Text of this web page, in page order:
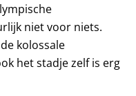
niet voor niets.
kolossale
het stadje zelf is erg